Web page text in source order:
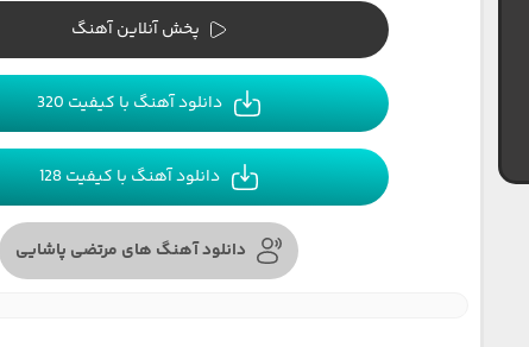
پخش آنلاین آهنگ
دانلود آهنگ با کیفیت 320
دانلود آهنگ با کیفیت 128
دانلود آهنگ های مرتضی پاشایی